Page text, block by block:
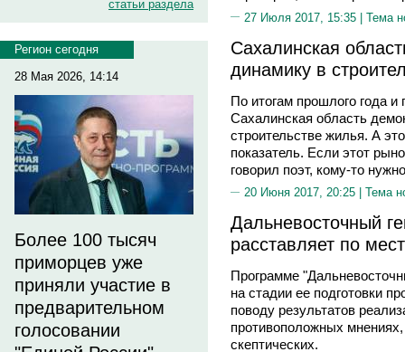
статьи раздела
Регион сегодня
28 Мая 2026, 14:14
Более 100 тысяч
приморцев уже
приняли участие в
предварительном
голосовании
27 Июля 2017, 15:35 | Тема
Сахалинская
динамику в
По итогам прошлого года и
Сахалинская область
строительстве жилья. А
показатель. Если этот
говорил поэт, кому-то
20 Июня 2017, 20:25 | Тема
Дальневосточный
расставляет по
Программе
на стадии ее подготовки
поводу результатов
противоположных
скептических.